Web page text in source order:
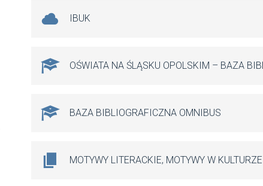
IBUK
OŚWIATA NA ŚLĄSKU OPOLSKIM – BAZA
BAZA BIBLIOGRAFICZNA OMNIBUS
MOTYWY LITERACKIE, MOTYWY W KULTURZE